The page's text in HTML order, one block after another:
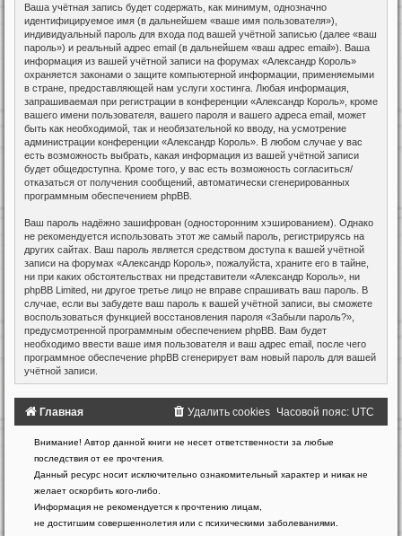
Ваша учётная запись будет содержать, как минимум, однозначно
идентифицируемое имя (в дальнейшем «ваше имя пользователя»),
индивидуальный пароль для входа под вашей учётной записью (далее «ваш
пароль») и реальный адрес email (в дальнейшем «ваш адрес email»). Ваша
информация из вашей учётной записи на форумах «Александр Король»
охраняется законами о защите компьютерной информации, применяемыми
в стране, предоставляющей нам услуги хостинга. Любая информация,
запрашиваемая при регистрации в конференции «Александр Король», кроме
вашего имени пользователя, вашего пароля и вашего адреса email, может
быть как необходимой, так и необязательной ко вводу, на усмотрение
администрации конференции «Александр Король». В любом случае у вас
есть возможность выбрать, какая информация из вашей учётной записи
будет общедоступна. Кроме того, у вас есть возможность согласиться/
отказаться от получения сообщений, автоматически сгенерированных
программным обеспечением phpBB.
Ваш пароль надёжно зашифрован (односторонним хэшированием). Однако
не рекомендуется использовать этот же самый пароль, регистрируясь на
других сайтах. Ваш пароль является средством доступа к вашей учётной
записи на форумах «Александр Король», пожалуйста, храните его в тайне,
ни при каких обстоятельствах ни представители «Александр Король», ни
phpBB Limited, ни другое третье лицо не вправе спрашивать ваш пароль. В
случае, если вы забудете ваш пароль к вашей учётной записи, вы сможете
воспользоваться функцией восстановления пароля «Забыли пароль?»,
предусмотренной программным обеспечением phpBB. Вам будет
необходимо ввести ваше имя пользователя и ваш адрес email, после чего
программное обеспечение phpBB сгенерирует вам новый пароль для вашей
учётной записи.
Главная Часовой пояс: UTC
Удалить cookies
Внимание! Автор данной книги не несет ответственности за любые
последствия от ее прочтения.
Данный ресурс носит исключительно ознакомительный характер и никак не
желает оскорбить кого-либо.
Информация не рекомендуется к прочтению лицам,
не достигшим совершеннолетия или с психическими заболеваниями.
Создано
на
основе
phpBB®
Forum
Software